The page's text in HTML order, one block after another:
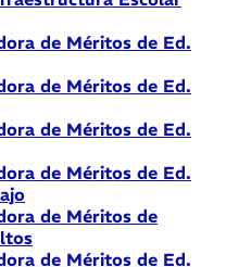
de Méritos de Ed.
de Méritos de Ed.
de Méritos de Ed.
de Méritos de Ed.
de Méritos de
de Méritos de Ed.